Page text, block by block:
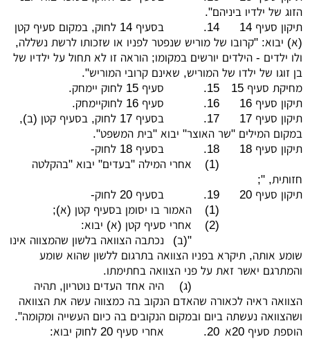
הזוג של ילדיו ביניהם".
תיקון סעיף 14
14.
בסעיף 14 לחוק, במקום סעיף קטן
(א) יבוא: "קרובו של מוריש שנפטר לפניו או שזכותו לרשת נשללה,
ולו ילדים - הילדים יורשים במקומו; הוראה זו לא תחול על ילדיו של
בן זוגו של ילדו של המוריש, שאינם קרובי המוריש".
מחיקת סעיף 15
15.
סעיף 15 לחוק יימחק.
תיקון סעיף 16
16.
סעיף 16 לחוקיימחק.
תיקון סעיף 17
17.
בסעיף 17 לחוק, בסעיף קטן (ב),
במקום המילים "שר האוצר" יבוא "בית המשפט".
תיקון סעיף 18
18.
בסעיף 18 לחוק-
(1)
אחרי המילה "בעדים" יבוא "בהקלטה
חזותית, ";
תיקון סעיף 20
19.
בסעיף 20 לחוק-
(1)
האמור בו יסומן בסעיף קטן (א);
(2)
אחרי סעיף קטן (א) יבוא:
"(ב)
נכתבה הצוואה בלשון שהמצווה אינו
שומע אותה, תיקרא בפניו הצוואה בתרגום ללשון שהוא שומע
והמתרגם יאשר זאת על פני הצוואה בחתימתו.
(ג)
היה אחד העדים נוטריון, תהיה
הצוואה ראיה לכאורה שהאדם הנקוב בה כמצווה עשה את הצוואה
ושהצוואה נעשתה ביום ובמקום הנקובים בה כיום העשייה ומקומה".
הוספת סעיף 20א
20.
אחרי סעיף 20 לחוק יבוא: